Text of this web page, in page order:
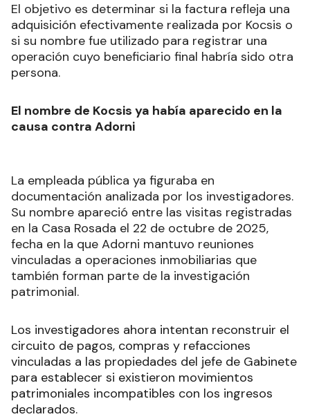
El objetivo es determinar si la factura refleja una
adquisición efectivamente realizada por Kocsis o
si su nombre fue utilizado para registrar una
operación cuyo beneficiario final habría sido otra
persona.
El nombre de Kocsis ya había aparecido en la
causa contra Adorni
La empleada pública ya figuraba en
documentación analizada por los investigadores.
Su nombre apareció entre las visitas registradas
en la Casa Rosada el 22 de octubre de 2025,
fecha en la que Adorni mantuvo reuniones
vinculadas a operaciones inmobiliarias que
también forman parte de la investigación
patrimonial.
Los investigadores ahora intentan reconstruir el
circuito de pagos, compras y refacciones
vinculadas a las propiedades del jefe de Gabinete
para establecer si existieron movimientos
patrimoniales incompatibles con los ingresos
declarados.